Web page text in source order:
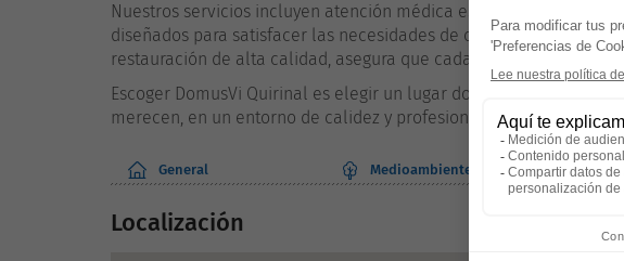
Nuestros servicios incluyen atención médica especializada,
diseñados para satisfacer las necesidades de cada residente.
restauración de alta calidad, asegura que cada aspecto del
Escoger DomusVi Quirinal es elegir un lugar donde sus seres
merecen, en un entorno de calidez y profesionalidad.
General Medioambiente
Localización